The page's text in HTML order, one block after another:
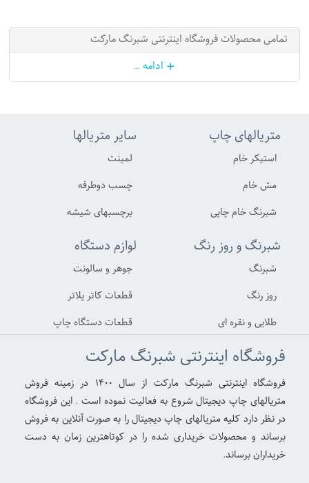
تمامی محصولات فروشگاه اینترنتی شبرنگ مارکت
+ ادامه ...
متریالهای چاپ
استیکر خام
مش خام
شبرنگ خام چاپی
سایر متریالها
لمینت
چسب دوطرفه
برچسبهای شیشه
شبرنگ و روز رنگ
شبرنگ
روز رنگ
طلایی و نقره ای
لوازم دستگاه
جوهر و سالونت
قطعات کاتر پلاتر
قطعات دستگاه چاپ
فروشگاه اینترنتی شبرنگ مارکت
فروشگاه اینترنتی شبرنگ مارکت از سال ۱۴۰۰ در زمینه فروش
متریالهای چاپ دیجیتال شروع به فعالیت نموده است . این فروشگاه
در نظر دارد کلیه متریالهای چاپ دیجیتال را به صورت آنلاین به فروش
برساند و محصولات خریداری شده را در کوتاهترین زمان به دست
خریداران برساند.